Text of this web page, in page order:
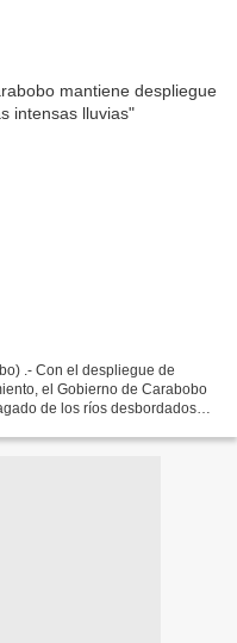
.- Con el despliegue de
el Gobierno de Carabobo
de los ríos desbordados